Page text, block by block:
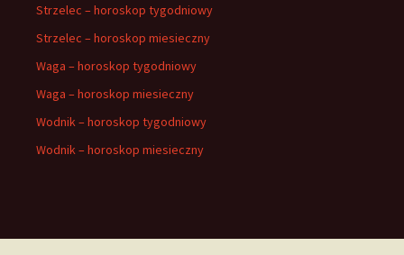
Strzelec – horoskop tygodniowy
Strzelec – horoskop miesieczny
Waga – horoskop tygodniowy
Waga – horoskop miesieczny
Wodnik – horoskop tygodniowy
Wodnik – horoskop miesieczny